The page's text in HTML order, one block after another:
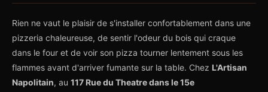
Rien ne vaut le plaisir de s'installer confortablement dans une
pizzeria chaleureuse, de sentir l'odeur du bois qui craque
dans le four et de voir son pizza tourner lentement sous les
flammes avant d'arriver fumante sur la table. Chez L'Artisan
Napolitain, au 117 Rue du Theatre dans le 15e